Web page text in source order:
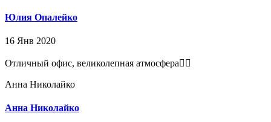
Юлия Опалейко
16 Янв 2020
Отличный офис, великолепная атмосфера👌🏻
Анна Николайко
Анна Николайко